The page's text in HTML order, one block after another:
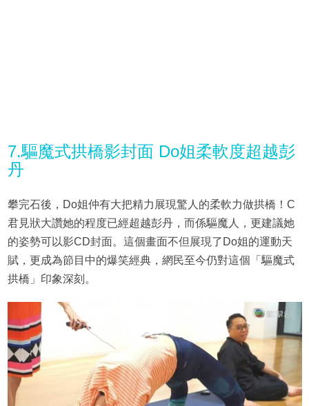
7.驅魔式拱橋影封面 Do姐柔軟度超越彭
丹
攀完石後，Do姐仲有大把精力展現驚人的柔軟力做拱橋！C
君見狀大讚她的程度已經超越彭丹，而係驅魔人，更建議她
的姿勢可以影CD封面。這個畫面不但展現了Do姐的運動天
賦，更成為節目中的爆笑經典，網民至今仍對這個「驅魔式
拱橋」印象深刻。